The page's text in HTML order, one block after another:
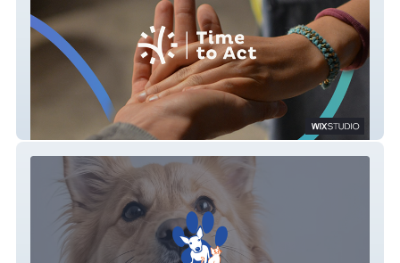
Time to act